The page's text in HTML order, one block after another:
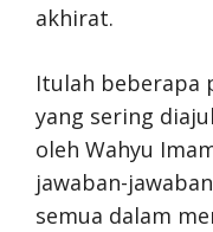
akhirat.
Itulah beberapa
yang sering
oleh Wahyu
jawaban-
semua dalam